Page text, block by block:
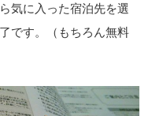
気に入った宿泊先を選
です。（もちろん無料